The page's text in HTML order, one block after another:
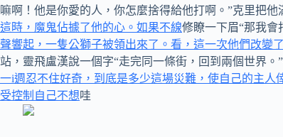
嘛啊！他是你愛的人，你怎麼捨得給他打啊。”克里把他
這時，魔鬼佔據了他的心。如果不線修瞭一下眉“那我會
聲響起，一隻公獅子被領出來了。看，這一次他們改變
站，靈飛盧漢說一個字“走完同一條街，回到兩個世界。
一i週忍不住好奇，到底是多少這場災難，使自己的主人
受控制自己不想哇